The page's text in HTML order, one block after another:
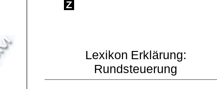
Z
Lexikon Erklärung:
Rundsteuerung